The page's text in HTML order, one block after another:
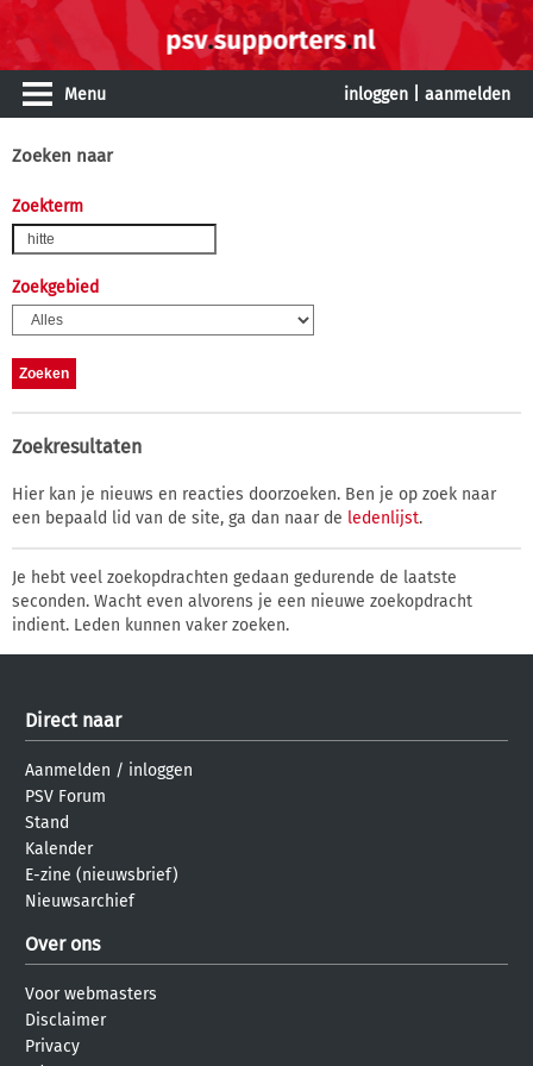
Menu inloggen aanmelden
Zoeken naar
Zoekterm
Zoekgebied
Zoekresultaten
Hier kan je nieuws en reacties doorzoeken. Ben je op zoek naar
een bepaald lid van de site, ga dan naar de ledenlijst.
Je hebt veel zoekopdrachten gedaan gedurende de laatste
seconden. Wacht even alvorens je een nieuwe zoekopdracht
indient. Leden kunnen vaker zoeken.
Direct naar
Aanmelden / inloggen
PSV Forum
Stand
Kalender
E-zine (nieuwsbrief)
Nieuwsarchief
Over ons
Voor webmasters
Disclaimer
Privacy